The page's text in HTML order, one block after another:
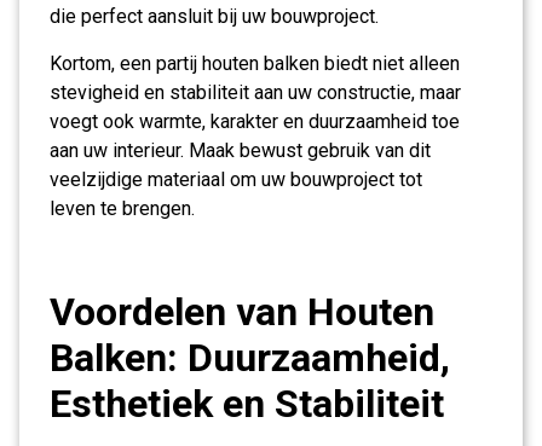
die perfect aansluit bij uw bouwproject.
Kortom, een partij houten balken biedt niet alleen
stevigheid en stabiliteit aan uw constructie, maar
voegt ook warmte, karakter en duurzaamheid toe
aan uw interieur. Maak bewust gebruik van dit
veelzijdige materiaal om uw bouwproject tot
leven te brengen.
Voordelen van Houten
Balken: Duurzaamheid,
Esthetiek en Stabiliteit